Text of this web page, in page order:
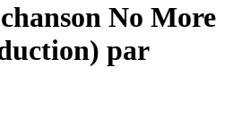
No More
par